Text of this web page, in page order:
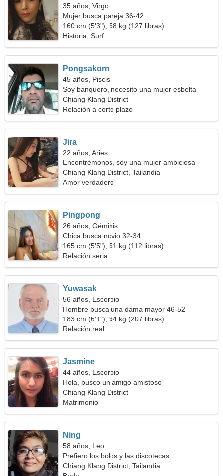
35 años, Virgo
Mujer busca pareja 36-42
160 cm (5'3"), 58 kg (127 libras)
Historia, Surf
Pongsakorn
45 años, Piscis
Soy banquero, necesito una mujer esbelta
Chiang Klang District
Relación a corto plazo
Jira
22 años, Aries
Encontrémonos, soy una mujer ambiciosa
Chiang Klang District, Tailandia
Amor verdadero
Pingpong
26 años, Géminis
Chica busca novio 32-34
165 cm (5'5"), 51 kg (112 libras)
Relación seria
Yuwasak
56 años, Escorpio
Hombre busca una dama mayor 46-52
183 cm (6'1"), 94 kg (207 libras)
Relación real
Jasmine
44 años, Escorpio
Hola, busco un amigo amistoso
Chiang Klang District
Matrimonio
Ning
58 años, Leo
Prefiero los bolos y las discotecas
Chiang Klang District, Tailandia